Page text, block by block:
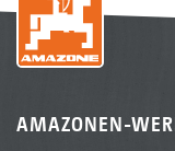
AMAZONEN-